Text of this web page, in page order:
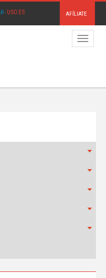
· USO.ES AFÍLIATE
Menú